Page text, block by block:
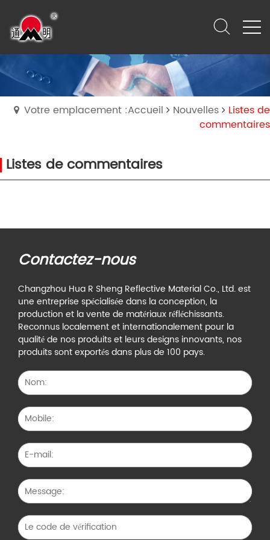
Votre emplacement :Accueil Nouvelles
Listes de
commentaires
Listes de commentaires
Contactez-nous
Changzhou Hua R Sheng Reflective Material Co., Ltd. est
une entreprise spécialisée dans la conception, la
production et la vente de matériaux réfléchissants.
Reconnus localement et internationalement pour la
qualité de nos produits et leurs designs innovants, nos
produits sont exportés dans plus de 100 pays.